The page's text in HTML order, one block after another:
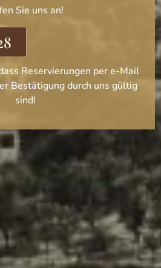
Sie uns an!
Reservierungen per e-Mail
Bestätigung durch uns gültig
sind!